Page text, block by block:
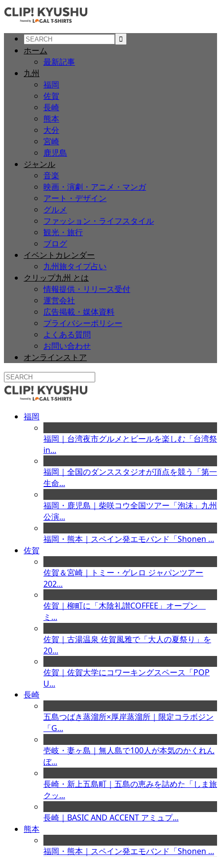
ホーム
最新記事
九州
福岡
佐賀
長崎
熊本
大分
宮崎
鹿児島
ジャンル
音楽
映画・演劇・アニメ・マンガ
アート・デザイン
グルメ
ファッション・ライフスタイル
観光・旅行
ブログ
イベントカレンダー
九州旅タイプ占い
クリップ九州 とは
情報提供・リリース受付
運営会社
広告掲載・媒体資料
プライバシーポリシー
よくある質問
お問い合わせ
オンラインストア
福岡
福岡｜台湾夜市グルメとビールを楽しむ「台湾祭
in...
福岡｜全国のダンススタジオが頂点を競う「第一
生命...
福岡・鹿児島｜柴咲コウ全国ツアー「泡沫」九州
公演...
福岡・熊本｜スペイン発エモバンド「Shonen ...
佐賀
佐賀＆宮崎｜トミー・ゲレロ ジャパンツアー
202...
佐賀｜柳町に「木陰礼讃COFFEE」オープン
ミ...
佐賀｜古湯温泉 佐賀風雅で「大人の夏祭り」を
20...
佐賀｜佐賀大学にコワーキングスペース「POP
U...
長崎
五島つばき蒸溜所×厚岸蒸溜所｜限定コラボジン
「G...
壱岐・妻ヶ島｜無人島で100人が本気のかくれん
ぼ...
長崎・新上五島町｜五島の恵みを詰めた「しま旅
クッ...
長崎｜BASIC AND ACCENT アミュプ...
熊本
福岡・熊本｜スペイン発エモバンド「Shonen ...